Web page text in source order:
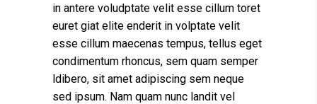
in antere voludptate velit esse cillum toret
euret giat elite enderit in volptate velit
esse cillum maecenas tempus, tellus eget
condimentum rhoncus, sem quam semper
ldibero, sit amet adipiscing sem neque
sed ipsum. Nam quam nunc landit vel